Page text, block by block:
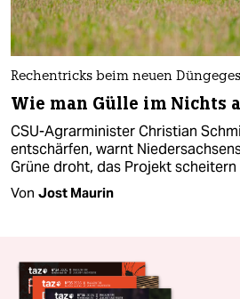
Rechentricks beim neuen
Wie man Gülle im Nichts
CSU-Agrarminister Christian
entschärfen, warnt
Grüne droht, das Projekt scheitern
Von Jost Maurin